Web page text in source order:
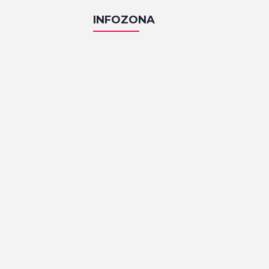
INFOZONA